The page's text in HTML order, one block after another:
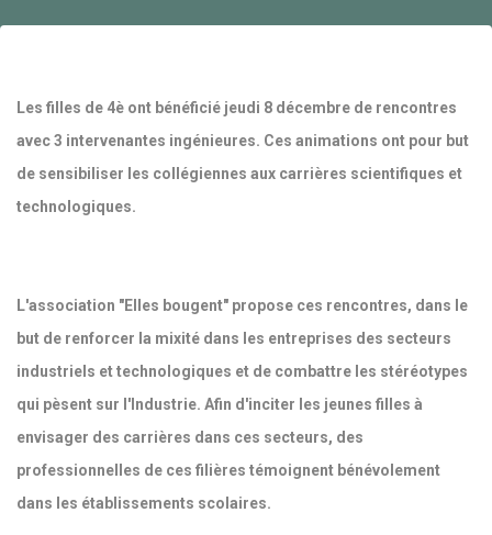
Les filles de 4è ont bénéficié jeudi 8 décembre de rencontres
avec 3 intervenantes ingénieures. Ces animations ont pour but
de sensibiliser les collégiennes aux carrières scientifiques et
technologiques.
L'association "Elles bougent" propose ces rencontres, dans le
but de renforcer la mixité dans les entreprises des secteurs
industriels et technologiques et de combattre les stéréotypes
qui pèsent sur l'Industrie. Afin d'inciter les jeunes filles à
envisager des carrières dans ces secteurs, des
professionnelles de ces filières témoignent bénévolement
dans les établissements scolaires.